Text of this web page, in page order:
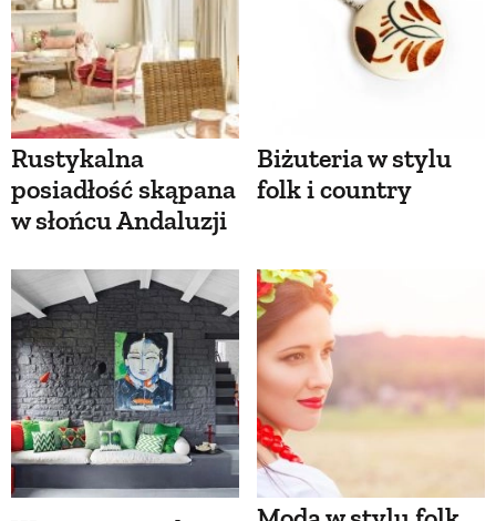
Rustykalna
posiadłość skąpana
w słońcu Andaluzji
Biżuteria w stylu
folk i country